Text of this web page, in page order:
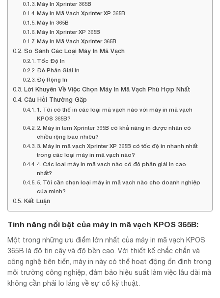
Máy In Xprinter 365B
Máy In Mã Vạch Xprinter XP 365B
Máy In 365B
Máy In Xprinter XP 365B
Máy In Mã Vạch Xprinter 365B
So Sánh Các Loại Máy In Mã Vạch
Tốc Độ In
Độ Phân Giải In
Độ Rộng In
Lời Khuyên Về Việc Chọn Máy In Mã Vạch Phù Hợp Nhất
Câu Hỏi Thường Gặp
1. Tôi có thể in các loại mã vạch nào với máy in mã vạch
KPOS 365B?
2. Máy in tem Xprinter 365B có khả năng in được nhãn có
chiều rộng bao nhiêu?
3. Máy in mã vạch Xprinter XP 365B có tốc độ in nhanh nhất
trong các loại máy in mã vạch nào?
4. Các loại máy in mã vạch nào có độ phân giải in cao
nhất?
5. Tôi cần chọn loại máy in mã vạch nào cho doanh nghiệp
của mình?
Kết Luận
Tính năng nổi bật của máy in mã vạch KPOS 365B:
Một trong những ưu điểm lớn nhất của máy in mã vạch KPOS
365B là độ tin cậy và độ bền cao. Với thiết kế chắc chắn và
công nghệ tiên tiến, máy in này có thể hoạt động ổn định trong
môi trường công nghiệp, đảm bảo hiệu suất làm việc lâu dài mà
không cần phải lo lắng về sự cố kỹ thuật.